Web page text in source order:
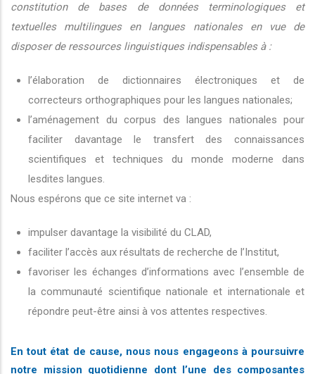
constitution de bases de données terminologiques et
textuelles multilingues en langues nationales en vue de
disposer de ressources linguistiques indispensables à :
l’élaboration de dictionnaires électroniques et de
correcteurs orthographiques pour les langues nationales;
l’aménagement du corpus des langues nationales pour
faciliter davantage le transfert des connaissances
scientifiques et techniques du monde moderne dans
lesdites langues.
Nous espérons que ce site internet va :
impulser davantage la visibilité du CLAD,
faciliter l’accès aux résultats de recherche de l’Institut,
favoriser les échanges d’informations avec l’ensemble de
la communauté scientifique nationale et internationale et
répondre peut-être ainsi à vos attentes respectives.
En tout état de cause, nous nous engageons à poursuivre
notre mission quotidienne dont l’une des composantes